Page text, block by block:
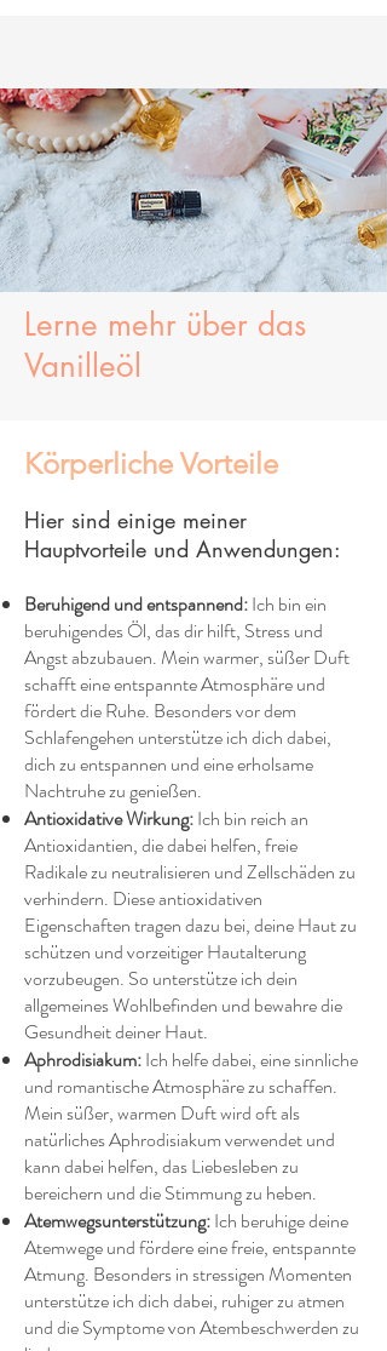
Lerne mehr über das
Vanilleöl
Körperliche Vorteile
Hier sind einige meiner
Hauptvorteile und Anwendungen:
Beruhigend und entspannend:Ich bin ein
beruhigendes Öl, das dir hilft, Stress und
Angst abzubauen. Mein warmer, süßer Duft
schafft eine entspannte Atmosphäre und
fördert die Ruhe. Besonders vor dem
Schlafengehen unterstütze ich dich dabei,
dich zu entspannen und eine erholsame
Nachtruhe zu genießen.
Antioxidative Wirkung:Ich bin reich an
Antioxidantien, die dabei helfen, freie
Radikale zu neutralisieren und Zellschäden zu
verhindern. Diese antioxidativen
Eigenschaften tragen dazu bei, deine Haut zu
schützen und vorzeitiger Hautalterung
vorzubeugen. So unterstütze ich dein
allgemeines Wohlbefinden und bewahre die
Gesundheit deiner Haut.
Aphrodisiakum:Ich helfe dabei, eine sinnliche
und romantische Atmosphäre zu schaffen.
Mein süßer, warmen Duft wird oft als
natürliches Aphrodisiakum verwendet und
kann dabei helfen, das Liebesleben zu
bereichern und die Stimmung zu heben.
Atemwegsunterstützung:Ich beruhige deine
Atemwege und fördere eine freie, entspannte
Atmung. Besonders in stressigen Momenten
unterstütze ich dich dabei, ruhiger zu atmen
und die Symptome von Atembeschwerden zu